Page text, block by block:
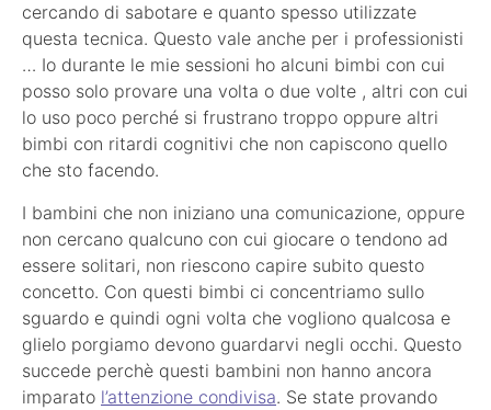
cercando di sabotare e quanto spesso utilizzate
questa tecnica. Questo vale anche per i professionisti
… Io durante le mie sessioni ho alcuni bimbi con cui
posso solo provare una volta o due volte , altri con cui
lo uso poco perché si frustrano troppo oppure altri
bimbi con ritardi cognitivi che non capiscono quello
che sto facendo.
I bambini che non iniziano una comunicazione, oppure
non cercano qualcuno con cui giocare o tendono ad
essere solitari, non riescono capire subito questo
concetto. Con questi bimbi ci concentriamo sullo
sguardo e quindi ogni volta che vogliono qualcosa e
glielo porgiamo devono guardarvi negli occhi. Questo
succede perchè questi bambini non hanno ancora
imparato l’attenzione condivisa. Se state provando